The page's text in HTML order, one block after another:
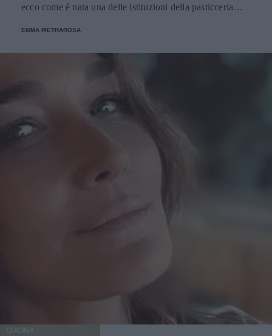
ecco come è nata una delle istituzioni della pasticceria
EMMA PIETRAROSA
CUCINA